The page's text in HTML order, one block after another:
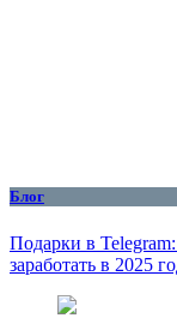
Блог
Подарки в
заработать в 2025